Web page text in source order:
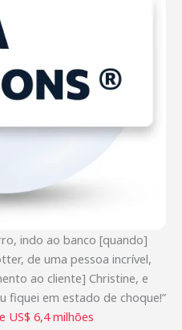
indo ao banco [quando]
de uma pessoa incrível,
ao cliente] Christine, e
fiquei em estado de choque!”
US$ 6,4 milhões